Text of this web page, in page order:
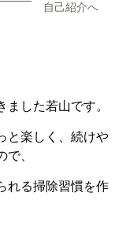
自己紹介へ
した若山です。
と楽しく、続けや
、
れる掃除習慣を作